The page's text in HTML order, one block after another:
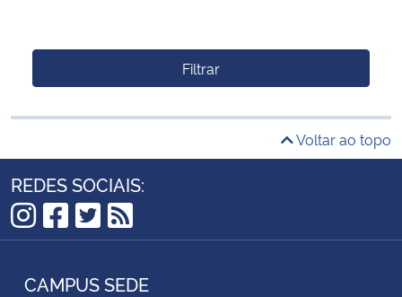
Filtrar
Voltar ao topo
REDES SOCIAIS:
Instagram
Facebook
Twitter
RSS
CAMPUS SEDE